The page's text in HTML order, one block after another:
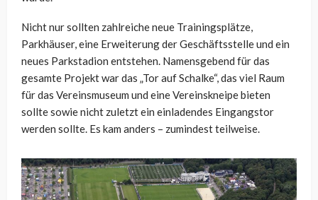
Nicht nur sollten zahlreiche neue Trainingsplätze,
Parkhäuser, eine Erweiterung der Geschäftsstelle und ein
neues Parkstadion entstehen. Namensgebend für das
gesamte Projekt war das „Tor auf Schalke“, das viel Raum
für das Vereinsmuseum und eine Vereinskneipe bieten
sollte sowie nicht zuletzt ein einladendes Eingangstor
werden sollte. Es kam anders – zumindest teilweise.